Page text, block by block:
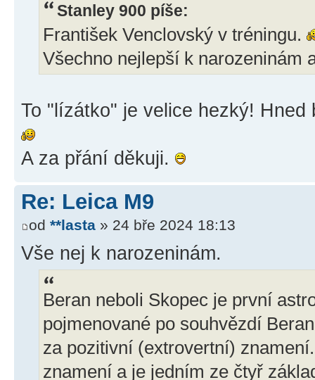
Stanley 900 píše:
František Venclovský v tréningu.
Všechno nejlepší k narozeninám
To "lízátko" je velice hezký!
A za přání děkuji.
Re: Leica M9
od **lasta » 24 bře 2024 18:13
Vše nej k narozeninám.
Beran neboli Skopec je první
pojmenované po souhvězdí
za pozitivní (extrovertní)
znamení a je jedním ze čtyř